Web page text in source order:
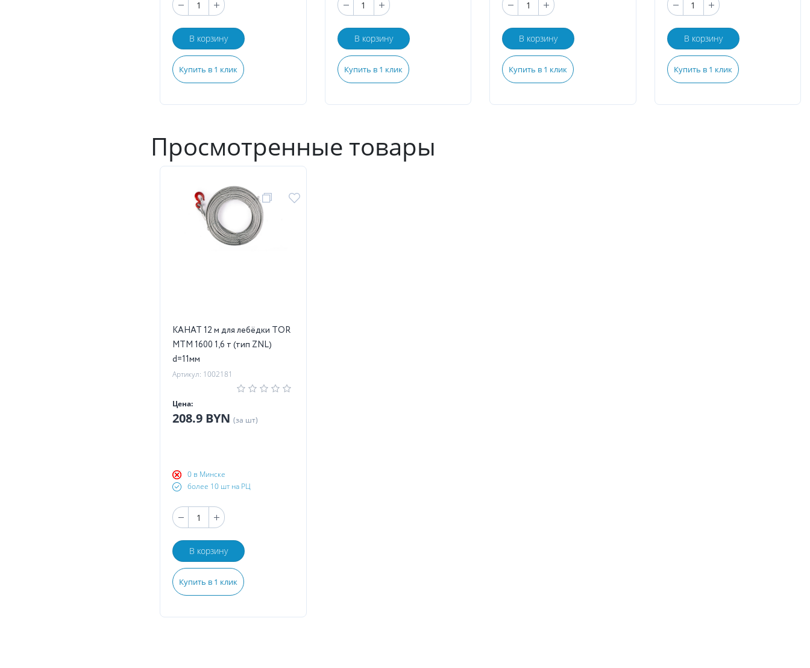
В корзину
Купить в 1 клик
В корзину
Купить в 1 клик
В корзину
Купить в 1 клик
В корзину
Купить в 1 клик
Просмотренные товары
КАНАТ 12 м для лебёдки TOR
МТМ 1600 1,6 т (тип ZNL)
d=11мм
Артикул: 1002181
Цена:
208.9 BYN (за шт)
0 в Минске
более 10 шт на РЦ
В корзину
Купить в 1 клик